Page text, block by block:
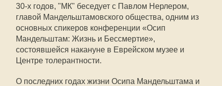
30-х годов, "МК" беседует с Павлом Нерлером,
главой Мандельштамовского общества, одним из
основных спикеров конференции «Осип
Мандельштам: Жизнь и Бессмертие»,
состоявшейся накануне в Еврейском музее и
Центре толерантности.
О последних годах жизни Осипа Мандельштама и